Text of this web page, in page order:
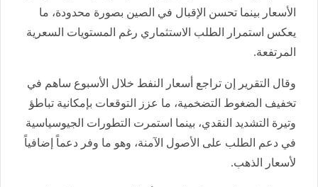
الأسعار بينما تحسن الإقبال في الصين بصورة محدودة، ما
يعكس استمرار الطلب الاستثماري رغم المستويات السعرية
المرتفعة.
وقال التقرير إن تراجع أسعار النفط خلال الأسبوع ساهم في
تخفيف الضغوط التضخمية، ما عزز التوقعات بإمكانية تباطؤ
وتيرة التشديد النقدي، بينما استمرت التطورات الجيوسياسية
في دعم الطلب على الأصول الآمنة، وهو ما وفر دعماً إضافياً
لأسعار الذهب.